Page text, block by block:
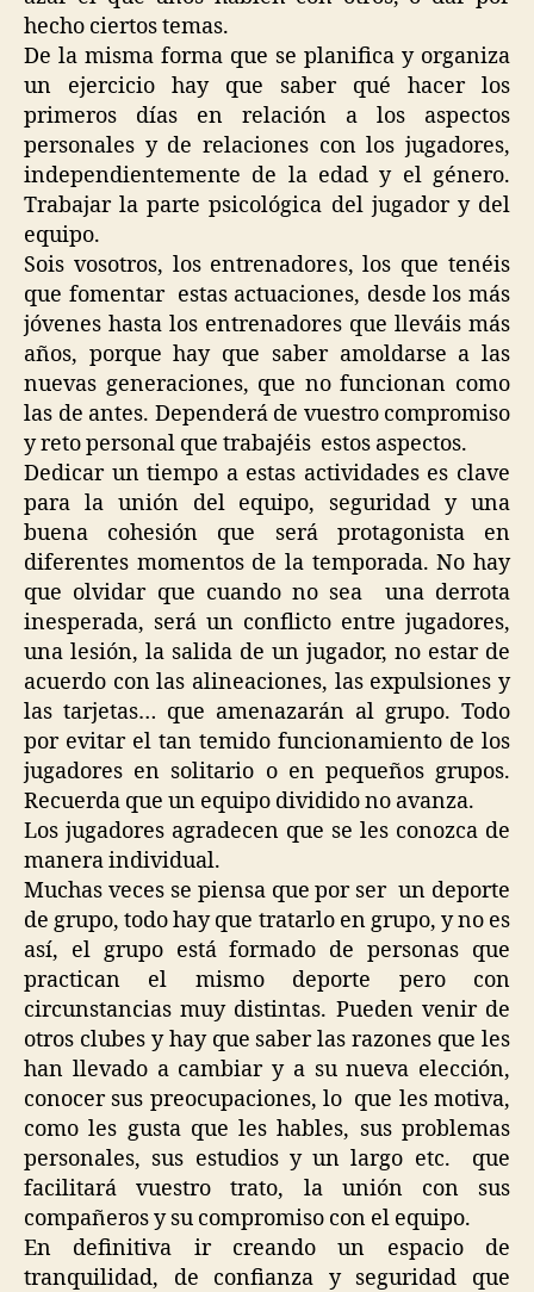
hecho ciertos temas.
De la misma forma que se planifica y organiza
un ejercicio hay que saber qué hacer los
primeros días en relación a los aspectos
personales y de relaciones con los jugadores,
independientemente de la edad y el género.
Trabajar la parte psicológica del jugador y del
equipo.
Sois vosotros, los entrenadores, los que tenéis
que fomentar estas actuaciones, desde los más
jóvenes hasta los entrenadores que lleváis más
años, porque hay que saber amoldarse a las
nuevas generaciones, que no funcionan como
las de antes. Dependerá de vuestro compromiso
y reto personal que trabajéis estos aspectos.
Dedicar un tiempo a estas actividades es clave
para la unión del equipo, seguridad y una
buena cohesión que será protagonista en
diferentes momentos de la temporada. No hay
que olvidar que cuando no sea una derrota
inesperada, será un conflicto entre jugadores,
una lesión, la salida de un jugador, no estar de
acuerdo con las alineaciones, las expulsiones y
las tarjetas… que amenazarán al grupo. Todo
por evitar el tan temido funcionamiento de los
jugadores en solitario o en pequeños grupos.
Recuerda que un equipo dividido no avanza.
Los jugadores agradecen que se les conozca de
manera individual.
Muchas veces se piensa que por ser un deporte
de grupo, todo hay que tratarlo en grupo, y no es
así, el grupo está formado de personas que
practican el mismo deporte pero con
circunstancias muy distintas. Pueden venir de
otros clubes y hay que saber las razones que les
han llevado a cambiar y a su nueva elección,
conocer sus preocupaciones, lo que les motiva,
como les gusta que les hables, sus problemas
personales, sus estudios y un largo etc. que
facilitará vuestro trato, la unión con sus
compañeros y su compromiso con el equipo.
En definitiva ir creando un espacio de
tranquilidad, de confianza y seguridad que